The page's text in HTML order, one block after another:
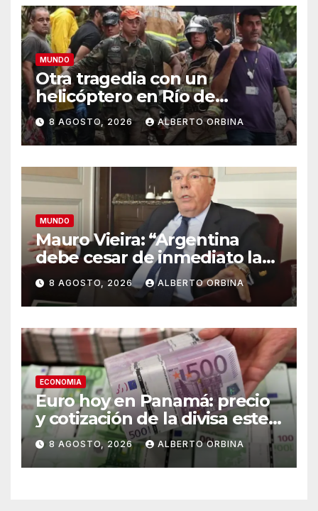
MUNDO
Otra tragedia con un
helicóptero en Río de
Janeiro: murieron el piloto,
una abuela, su hija y la nieta
en un vuelo panorámico
8 AGOSTO, 2026 ALBERTO ORBINA
MUNDO
Mauro Vieira: “Argentina
debe cesar de inmediato las
agresiones para volver al
camino de la normalidad en
la relación”
8 AGOSTO, 2026 ALBERTO ORBINA
ECONOMIA
Euro hoy en Panamá: precio
y cotización de la divisa este
sábado 8 de agosto de 2026
8 AGOSTO, 2026 ALBERTO ORBINA